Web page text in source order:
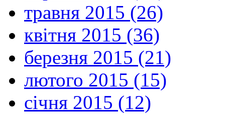
травня 2015 (26)
квітня 2015 (36)
березня 2015 (21)
лютого 2015 (15)
січня 2015 (12)